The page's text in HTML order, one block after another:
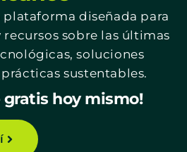
plataforma diseñada para
sobre las últimas
soluciones
sustentables.
gratis hoy mismo!